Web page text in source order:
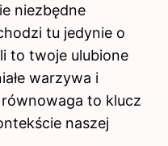
niezbędne
tu jedynie o
to twoje ulubione
warzywa i
to klucz
naszej